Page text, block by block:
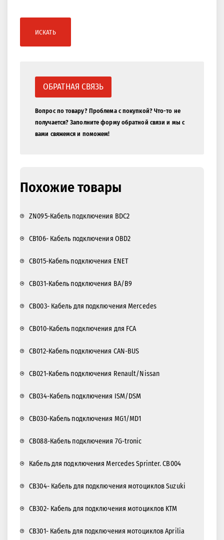
ИСКАТЬ
ОБРАТНАЯ СВЯЗЬ
Вопрос по товару? Проблема с покупкой? Что-то не
получается? Заполните форму обратной связи и мы с
вами свяжемся и поможем!
Похожие товары
ZN095-Кабель подключения BDC2
CB106- Кабель подключения OBD2
CB015-Кабель подключения ENET
CB031-Кабель подключения BA/B9
CB003- Кабель для подключения Mercedes
CB010-Кабель подключения для FCA
CB012-Кабель подключения CAN-BUS
CB021-Кабель подключения Renault/Nissan
CB034-Кабель подключения ISM/DSM
CB030-Кабель подключения MG1/MD1
CB088-Кабель подключения 7G-tronic
Кабель для подключения Mercedes Sprinter. CB004
CB304- Кабель для подключения мотоциклов Suzuki
CB302- Кабель для подключения мотоциклов KTM
CB301- Кабель для подключения мотоциклов Aprilia